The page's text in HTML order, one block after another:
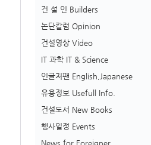
건 설 인 Builders
논단칼럼 Opinion
건설영상 Video
IT 과학 IT & Science
인글저팬 English,Japanese
유용정보 Usefull Info.
건설도서 New Books
행사일정 Events
News for Foreigner